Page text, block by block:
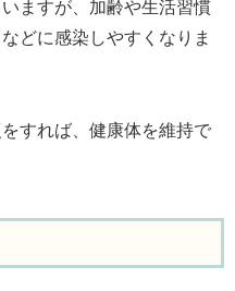
ますが、加齢や生活習慣
どに感染しやすくなりま
すれば、健康体を維持で